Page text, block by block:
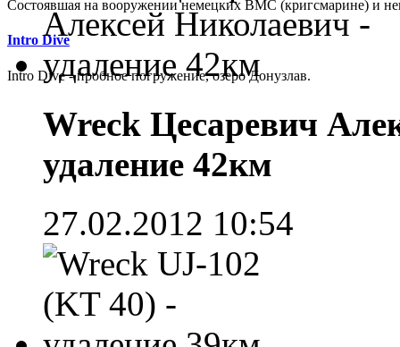
Cостоявшая на вооружении немецких ВМС (кригсмарине) и
Intro Dive
Intro Dive - пробное погружение, озеро Донузлав.
Wreck Цесаревич
удаление 42км
27.02.2012 10:54